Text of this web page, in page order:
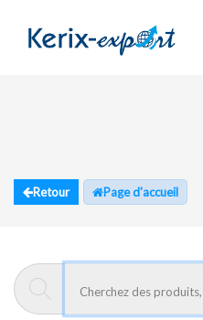
Retour Page d'accueil